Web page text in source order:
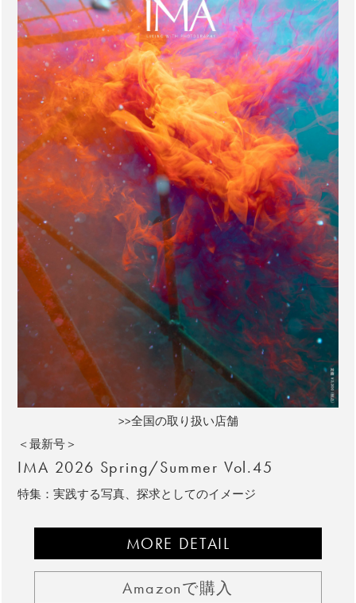
>>全国の取り扱い店舗
＜最新号＞
IMA 2026 Spring/Summer Vol.45
特集：実践する写真、探求としてのイメージ
MORE DETAIL
Amazonで購入